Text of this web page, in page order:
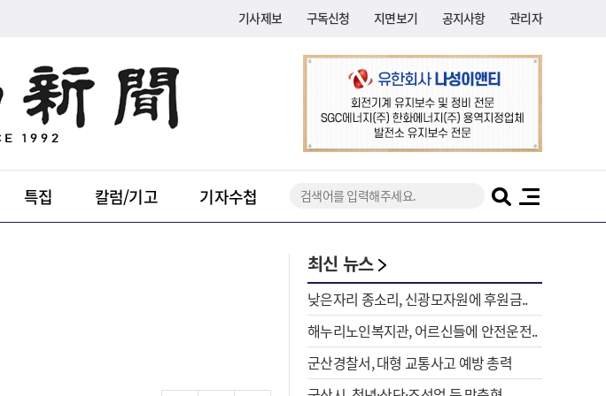
기사제보 구독신청 지면보기 공지사항 관리자
특집 칼럼/기고 기자수첩
최신 뉴스
낮은자리 종소리, 신광모자원에 후원금..
해누리노인복지관, 어르신들에 안전운전..
군산경찰서, 대형 교통사고 예방 총력